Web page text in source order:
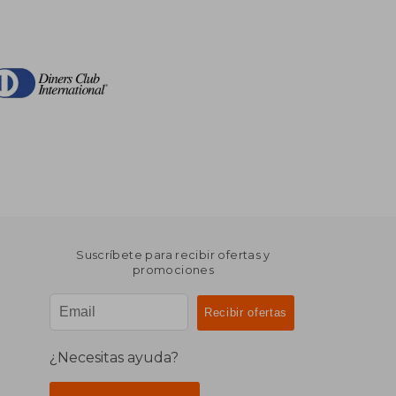
Suscríbete para recibir ofertas y
promociones
¿Necesitas ayuda?